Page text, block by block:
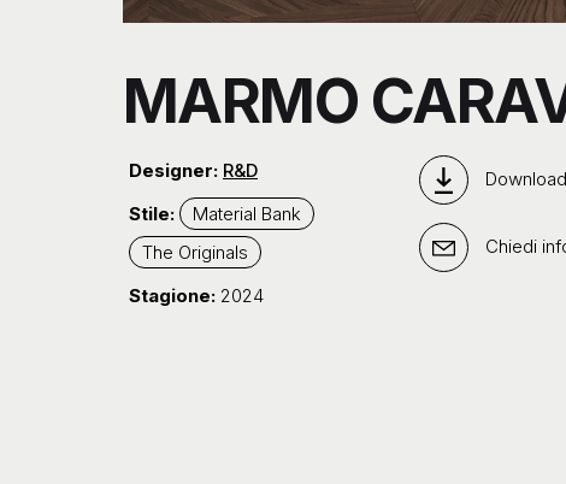
MARMO
Designer: R&D
Stile:
Material Bank
The Originals
Stagione: 2024
Download
Chiedi